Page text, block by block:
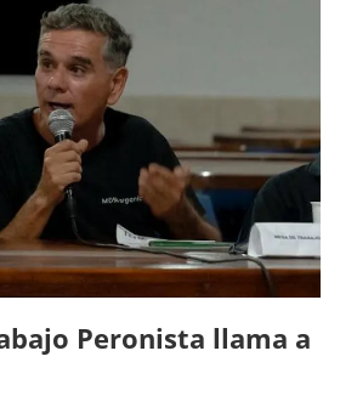
Peronista llama a